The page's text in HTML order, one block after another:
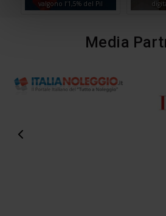
valgono l’1,5% del Pil
Media